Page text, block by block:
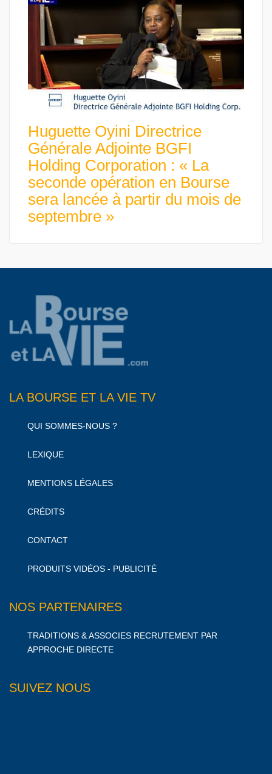
Huguette Oyini Directrice
Générale Adjointe BGFI
Holding Corporation : « La
seconde opération en Bourse
sera lancée à partir du mois de
septembre »
LA BOURSE ET LA VIE TV
QUI SOMMES-NOUS ?
LEXIQUE
MENTIONS LÉGALES
CRÉDITS
CONTACT
PRODUITS VIDÉOS - PUBLICITÉ
NOS PARTENAIRES
TRADITIONS & ASSOCIES RECRUTEMENT PAR
APPROCHE DIRECTE
SUIVEZ NOUS